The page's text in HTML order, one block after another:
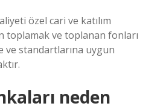
özel cari ve katılım
toplamak ve toplanan fonları
ve standartlarına uygun
neden